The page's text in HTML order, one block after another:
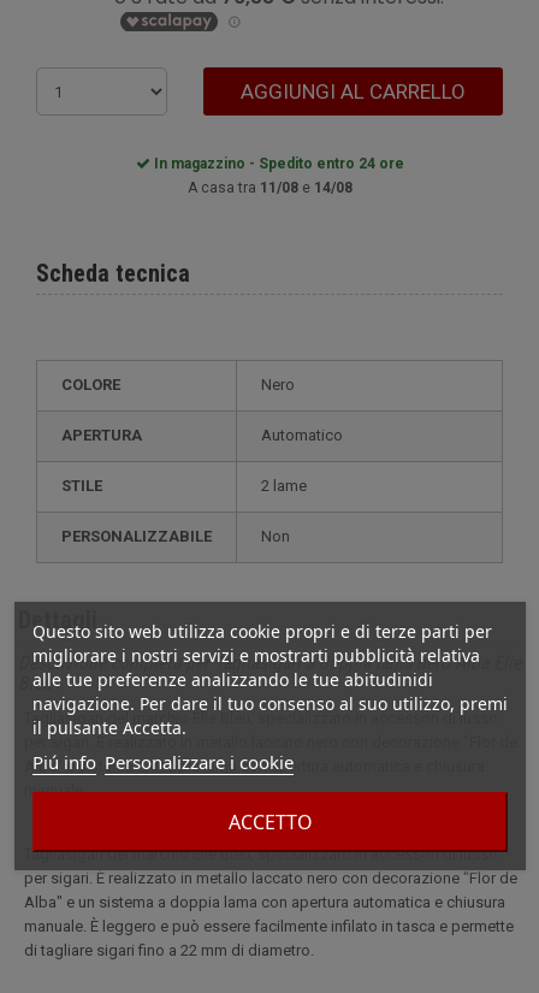
Questo sito web utilizza cookie propri e di terze parti per
migliorare i nostri servizi e mostrarti pubblicità relativa
alle tue preferenze analizzando le tue abitudinidi
navigazione. Per dare il tuo consenso al suo utilizzo, premi
il pulsante Accetta.
Piú info Personalizzare i cookie
ACCETTO
AGGIUNGI AL CARRELLO
In magazzino - Spedito entro 24 ore
A casa tra 11/08e 14/08
Scheda tecnica
COLORE Nero
APERTURA Automatico
STILE 2 lame
PERSONALIZZABILE non
Dettagli
Descrizione completa per Tagliasigari a doppia lama nero Alba Elie
Bleu
Tagliasigari del marchio Elie Bleu, specializzato in accessori di lusso
per sigari. È realizzato in metallo laccato nero con decorazione "Flor de
Alba" e sistema a doppia lama con apertura automatica e chiusura
manuale.
Tagliasigari del marchio Elie Bleu, specializzato in accessori di lusso
per sigari. È realizzato in metallo laccato nero con decorazione "Flor de
Alba" e un sistema a doppia lama con apertura automatica e chiusura
manuale. È leggero e può essere facilmente infilato in tasca e permette
di tagliare sigari fino a 22 mm di diametro.